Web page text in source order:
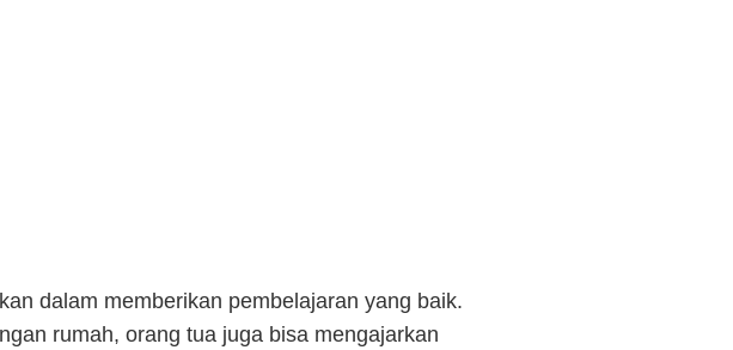
dalam memberikan pembelajaran yang baik.
rumah, orang tua juga bisa mengajarkan